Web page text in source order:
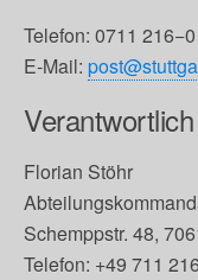
Telefon: 0711 216−0
E‐Mail:
Florian Stöhr
Schemppstr. 48,
Telefon: +49 711